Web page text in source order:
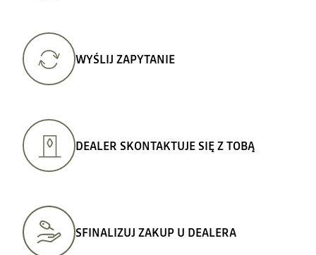
WYŚLIJ ZAPYTANIE
DEALER SKONTAKTUJE SIĘ Z TOBĄ
SFINALIZUJ ZAKUP U DEALERA